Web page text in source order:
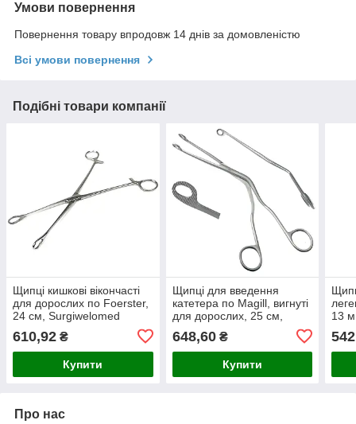
Умови повернення
Повернення товару впродовж 14 днів за домовленістю
Всі умови повернення
Подібні товари компанії
Щипці кишкові вікончасті
для дорослих по Foerster,
24 см, Surgiwelomed
610,92 ₴
Купити
Щипці для введення
катетера по Magill, вигнуті
для дорослих, 25 см,
648,60₴
Купити
13
Про нас